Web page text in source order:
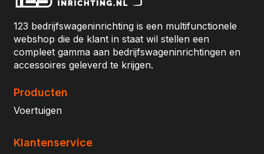
123 bedrijfswageninrichting is een multifunctionele
webshop die de klant in staat wil stellen een
compleet gamma aan bedrijfswageninrichtingen en
accessoires geleverd te krijgen.
Producten
Voertuigen
Klantenservice